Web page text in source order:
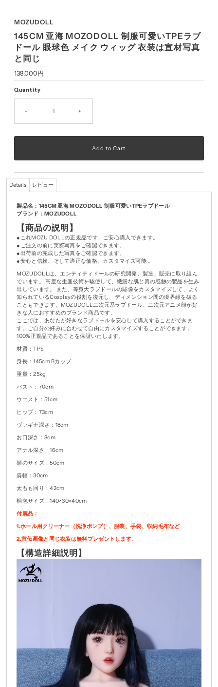
MOZUDOLL
145CM 亚海 MOZODOLL 制服可愛いTPEラブ
ドール 眼球色 メイク ウィッグ 衣装は宣材写真
と同じ
Regular
Price
138,000円
Quantity
- +
Details レビュー
製品名：145CM 亚海 MOZODOLL 制服可愛いTPEラブドール
ブランド：MOZUDOLL
【商品の説明】
●これMOZU DOLLの正規品です、ご安心購入できます。
●ご注文の前に実際写真をご確認できます。
●出荷前の完成した写真をご確認できます。
●安心と信頼、そして適正な価格、カスタマイズ可能 。
MOZUDOLLは、エンティティドールの研究開発、製造、販売に取り組ん
でいます。 高度な生産技術を駆使して、繊細な肌と真の感触の製品を生み
出しています。 また、等身大ラブドールの彫像をカスタマイズして、よく
知られているCosplayの役割を復元し、ディメンション間の境界線を破る
こともできます。MOZUDOLL二次元系ラブドール、二次元アニメ顔が好
きな人におすすめのブランド商品です。
ここでは、あなたが好きなラブドールを安心して購入することができま
す。ご自分の好みに合わせて自由にカスタマイズすることができます。
100%正規品であることを保証いたします。
材質：TPE
身長：145cm Bカップ
重量：25kg
バスト：70cm
ウエスト：51cm
ヒップ：73cm
ヴァギナ深さ：18cm
お口深さ：8cm
アナル深さ：16cm
頭のサイズ：50cm
肩幅：30cm
太もも回り：42cm
梱包サイズ：140×30×40cm
付属品：
1.ホール用クリーナー（洗浄ポンプ）、服装、手袋、収納毛布など
2.宣伝画像と同じ衣装は無料プレゼントします。
【構造詳細説明 】